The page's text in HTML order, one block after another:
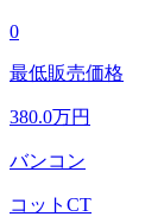
0
最低販売価格
380.0万円
バンコン
コットCT